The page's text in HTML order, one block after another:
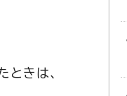
きは、